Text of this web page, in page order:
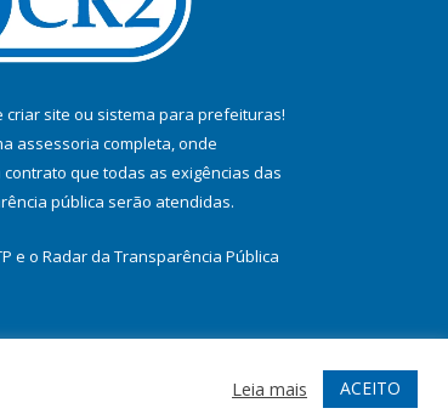
criar site ou sistema para prefeituras!
assessoria completa, onde
contrato que todas as exigências das
pública serão atendidas.
e o Radar da Transparência Pública
Acessar Webmail
Leia mais ACEITO